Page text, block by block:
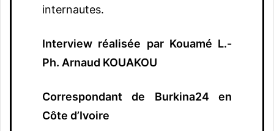
internautes.
Interview réalisée par Kouamé L.-
Ph. Arnaud KOUAKOU
Correspondant de Burkina24 en
Côte d’Ivoire